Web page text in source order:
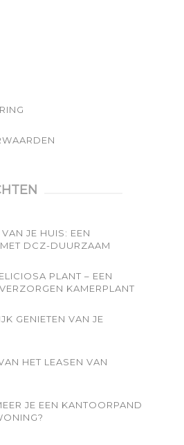
JE HUIS: EEN
DCZ-DUURZAAM
PLANT – EEN
KAMERPLANT
GENIETEN VAN JE
HET LEASEN VAN
JE EEN KANTOORPAND